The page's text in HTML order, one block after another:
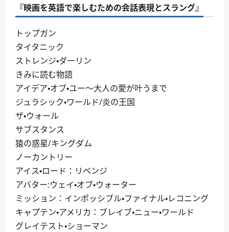
『映画を英語で楽しむための会話表現とスラング』
トップガン
タイタニック
ストレンジ・ダーリン
きみに読む物語
アイデア・オブ・ユー～大人の愛が叶うまで
ジュラシック・ワールド/炎の王国
ザ・ウォール
サブスタンス
猿の惑星/キングダム
ノーカントリー
アイス・ロード：リベンジ
アバター:ウェイ・オブ・ウォーター
ミッション：インポッシブル・ファイナル・レコニング
キャプテン・アメリカ：ブレイブ・ニュー・ワールド
グレイテスト・ショーマン